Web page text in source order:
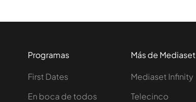
Programas
First Dates
En boca de todos
Más de Mediaset
Mediaset Infinity
Telecinco